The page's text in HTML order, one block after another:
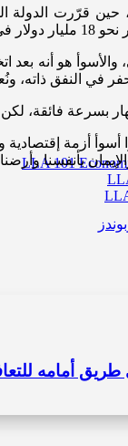
LLA 101
علينا أن نتذكر التاريخ
خارج الحدود.
والأسوأ هو أنه
في النفق ذاته،
بسرعة فائقة،
أزمة إقتصادية
بأنفسنا
أمامه